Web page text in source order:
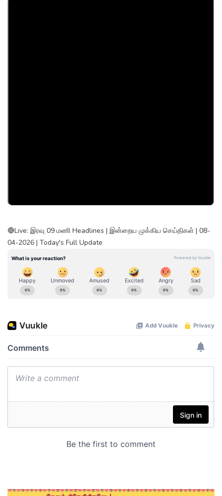
🔴Live: இரவு 09 மணி Headlines | இன்றைய முக்கிய செய்திகள் | 08-
04-2026 | Today's Full Update